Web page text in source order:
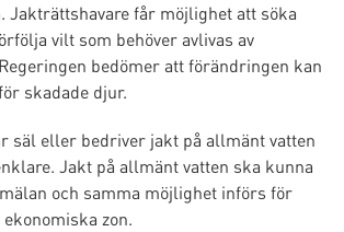
Jakträttshavare får möjlighet att söka
vilt som behöver avlivas av
bedömer att förändringen kan
skadade djur.
säl eller bedriver jakt på allmänt vatten
Jakt på allmänt vatten ska kunna
och samma möjlighet införs för
zon.